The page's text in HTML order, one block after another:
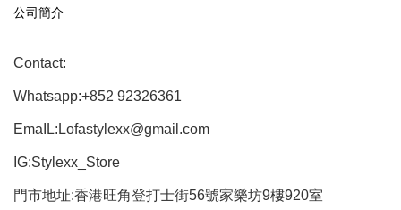
公司簡介
Contact:
Whatsapp:+852 92326361
EmaIL:Lofastylexx@gmail.com
IG:Stylexx_Store
門市地址:香港旺角登打士街56號家樂坊9樓920室